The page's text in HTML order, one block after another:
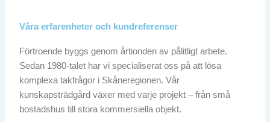
Våra erfarenheter och kundreferenser
Förtroende byggs genom årtionden av pålitligt arbete.
Sedan 1980-talet har vi specialiserat oss på att lösa
komplexa takfrågor i Skåneregionen. Vår
kunskapsträdgård växer med varje projekt – från små
bostadshus till stora kommersiella objekt.